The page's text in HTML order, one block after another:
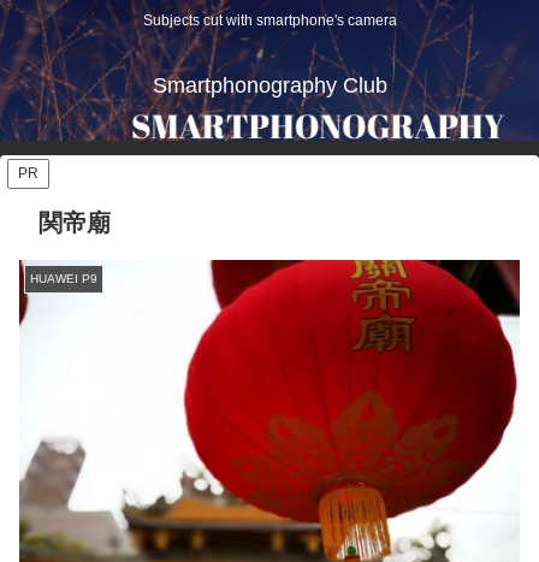
Subjects cut with smartphone's camera
Smartphonography Club
PR
関帝廟
HUAWEI P9